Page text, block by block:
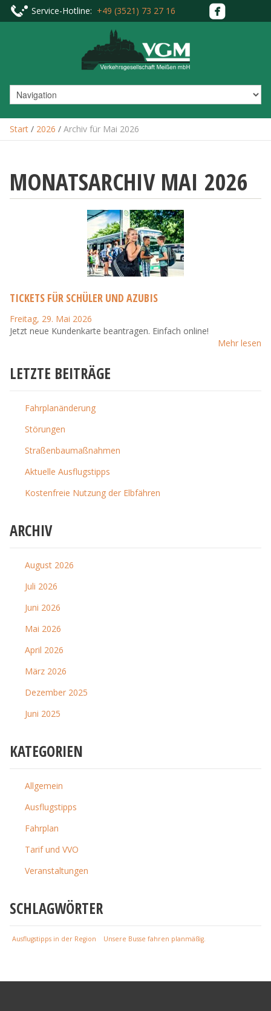
Service-Hotline: +49 (3521) 73 27 16
Start / 2026 / Archiv für Mai 2026
MONATSARCHIV MAI 2026
TICKETS FÜR SCHÜLER UND AZUBIS
Freitag, 29. Mai 2026
Jetzt neue Kundenkarte beantragen. Einfach online!
Mehr lesen
LETZTE BEITRÄGE
Fahrplanänderung
Störungen
Straßenbaumaßnahmen
Aktuelle Ausflugstipps
Kostenfreie Nutzung der Elbfähren
ARCHIV
August 2026
Juli 2026
Juni 2026
Mai 2026
April 2026
März 2026
Dezember 2025
Juni 2025
KATEGORIEN
Allgemein
Ausflugstipps
Fahrplan
Tarif und VVO
Veranstaltungen
SCHLAGWÖRTER
Ausflugstipps in der Region Unsere Busse fahren planmäßig.